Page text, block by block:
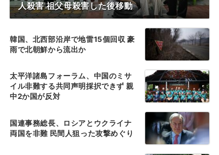
人殺害 祖父母殺害した後移動
韓国、北西部沿岸で地雷15個回収 豪
雨で北朝鮮から流出か
太平洋諸島フォーラム、中国のミサ
イル非難する共同声明採択できず 親
中2か国が反対
国連事務総長、ロシアとウクライナ
両国を非難 民間人狙った攻撃めぐり